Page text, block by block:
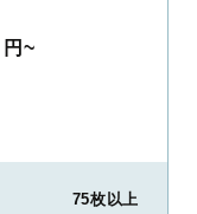
円~
75枚以上